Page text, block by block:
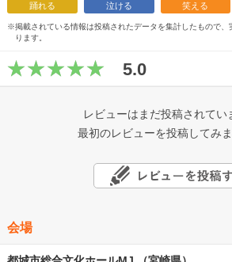
踊れる 泣ける 笑える
※掲載されている情報は投稿されたデータを集計したもので、
ります。
5.0
レビューはまだ投稿されてい
最初のレビューを投稿してみ
会場